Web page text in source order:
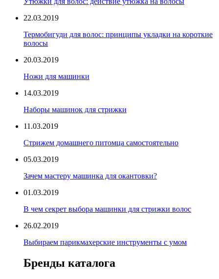
22.03.2019
Термобигуди для волос: принципы укладки на короткие
волосы
20.03.2019
Ножи для машинки
14.03.2019
Наборы машинок для стрижки
11.03.2019
Стрижем домашнего питомца самостоятельно
05.03.2019
Зачем мастеру машинка для окантовки?
01.03.2019
В чем секрет выбора машинки для стрижки волос
26.02.2019
Выбираем парикмахерские инструменты с умом
Бренды каталога